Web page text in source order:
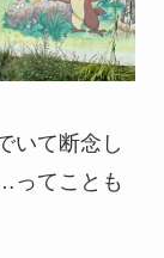
いて断念し
ってことも